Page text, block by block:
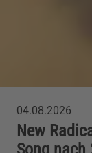
04.08.2026
New